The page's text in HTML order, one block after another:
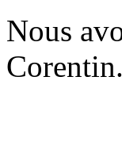
Nous
Corentin.